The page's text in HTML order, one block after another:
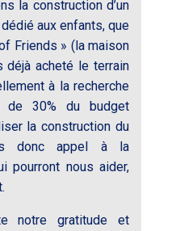
la construction d’un
aux enfants, que
Friends » (la maison
déjà acheté le terrain
à la recherche
de 30% du budget
la construction du
donc appel à la
pourront nous aider,
notre gratitude et